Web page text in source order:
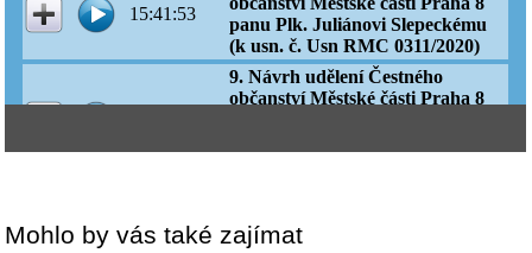
Mohlo by vás také zajímat